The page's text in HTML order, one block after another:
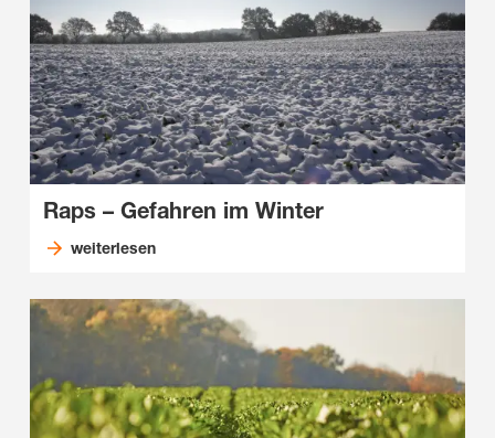
Raps – Gefahren im Winter
weiterlesen